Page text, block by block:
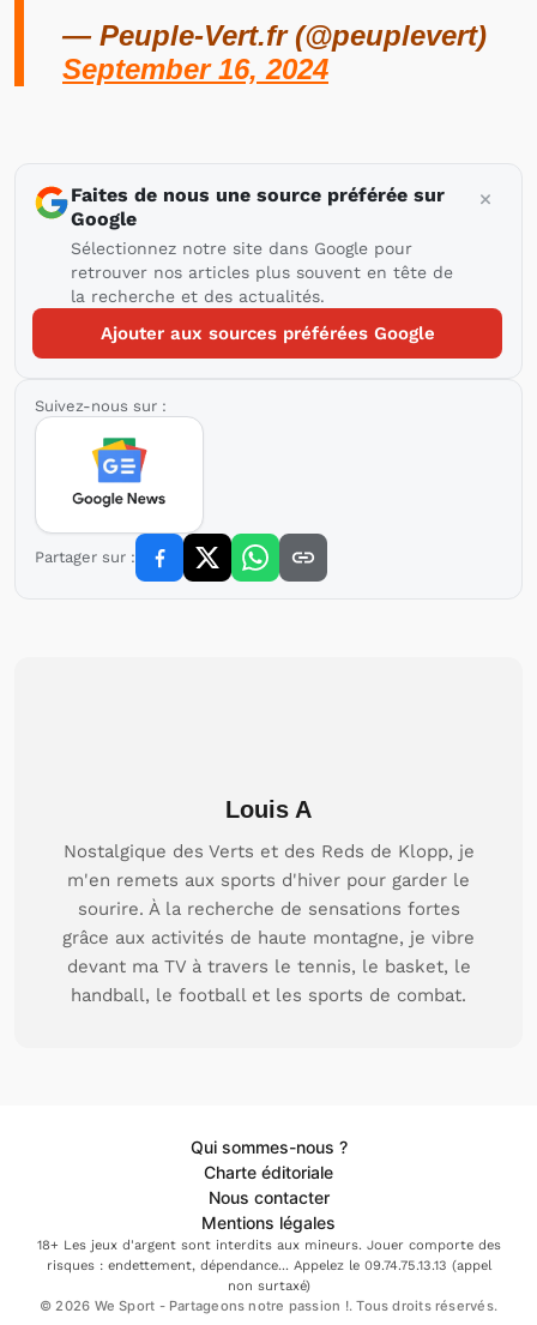
— Peuple-Vert.fr (@peuplevert)
September 16, 2024
Faites de nous une source préférée sur
Google
Sélectionnez notre site dans Google pour
retrouver nos articles plus souvent en tête de
la recherche et des actualités.
Ajouter aux sources préférées Google
Suivez-nous sur :
Partager sur :
Louis A
Nostalgique des Verts et des Reds de Klopp, je
m'en remets aux sports d'hiver pour garder le
sourire. À la recherche de sensations fortes
grâce aux activités de haute montagne, je vibre
devant ma TV à travers le tennis, le basket, le
handball, le football et les sports de combat.
Qui sommes-nous ?
Charte éditoriale
Nous contacter
Mentions légales
18+ Les jeux d'argent sont interdits aux mineurs. Jouer comporte des
risques : endettement, dépendance... Appelez le 09.74.75.13.13 (appel
non surtaxé)
© 2026 We Sport - Partageons notre passion !. Tous droits réservés.